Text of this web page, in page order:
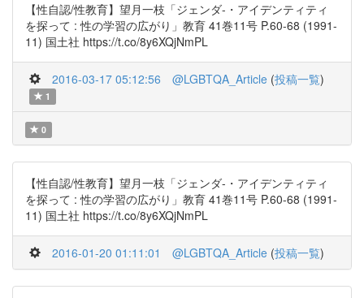
【性自認/性教育】望月一枝「ジェンダ-・アイデンティティ
を探って : 性の学習の広がり」教育 41巻11号 P.60-68 (1991-
11) 国土社 https://t.co/8y6XQjNmPL
2016-03-17 05:12:56 @LGBTQA_Article (投稿一覧)
1
0
【性自認/性教育】望月一枝「ジェンダ-・アイデンティティ
を探って : 性の学習の広がり」教育 41巻11号 P.60-68 (1991-
11) 国土社 https://t.co/8y6XQjNmPL
2016-01-20 01:11:01 @LGBTQA_Article (投稿一覧)